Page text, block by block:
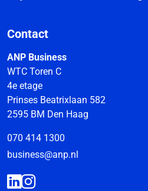
Contact
ANP Business
WTC Toren C
4e etage
Prinses Beatrixlaan 582
2595 BM Den Haag
070 414 1300
business@anp.nl